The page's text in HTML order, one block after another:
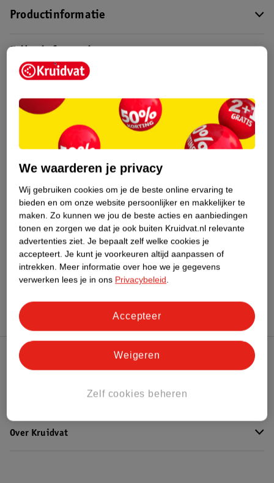
Productinformatie
Dit product heeft (nog) geen Nature
Impact Score.
Meer informatie
Bekijk ook
MeerDove Men Alle Deospray
Hoe controleren wij de reviews?
Kruidvat Club
Over Kruidvat
We waarderen je privacy
Wij gebruiken cookies om je de beste online ervaring te
bieden en om onze website persoonlijker en makkelijker te
maken. Zo kunnen we jou de beste acties en aanbiedingen
tonen en zorgen we dat je ook buiten Kruidvat.nl relevante
advertenties ziet. Je bepaalt zelf welke cookies je
accepteert. Je kunt je voorkeuren altijd aanpassen of
intrekken. Meer informatie over hoe we je gegevens
verwerken lees je in ons Privacybeleid.
Zelf cookies beheren
Weigeren
Accepteer